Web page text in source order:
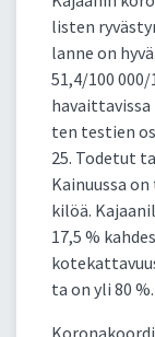
lis­ten
lan­ne on
51,4/100
ten tes­tien
25. To­de­tut
Kai­nuus­sa
ki­löä.
17,5 %
ta on yli 80 %.